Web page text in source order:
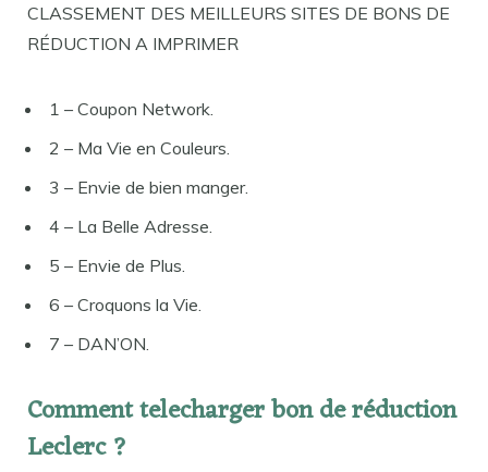
CLASSEMENT DES MEILLEURS SITES DE BONS DE
RÉDUCTION A IMPRIMER
1 – Coupon Network.
2 – Ma Vie en Couleurs.
3 – Envie de bien manger.
4 – La Belle Adresse.
5 – Envie de Plus.
6 – Croquons la Vie.
7 – DAN’ON.
Comment telecharger bon de réduction
Leclerc ?